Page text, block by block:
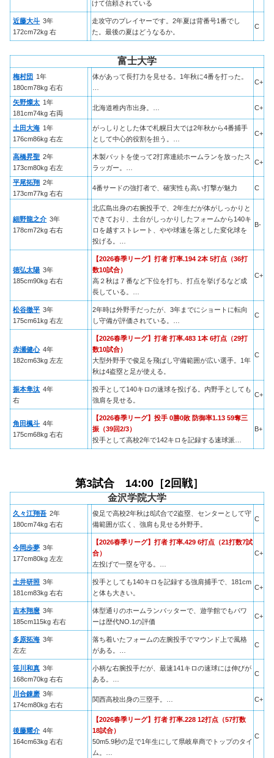
けて信頼されている
近藤大斗 3年
172cm72kg 右
走攻守のプレイヤーです。2年夏は背番号1番でし
た。最後の夏はどうなるか。
C
富士大学
梅村団
1年
180cm78kg 右右
体があって長打力を見せる。1年秋に4番を打った。
C+
矢野燦太 1年
181cm74kg 右両
北海道稚内市出身。… C+
土田大海 1年
176cm86kg 右左
がっしりとした体で札幌日大では2年秋から4番捕手
として中心的役割を担う。…
C+
高橋昇聖 2年
173cm80kg 右左
木製バットを使って2打席連続ホームランを放ったス
ラッガー。…
C+
平尾拓翔 2年
173cm77kg 右右
4番サードの強打者で、確実性も高い打撃が魅力 C
細野龍之介 3年
178cm72kg 右右
北広島出身の右腕投手で、2年生だが体がしっかりと
できており、土台がしっかりしたフォームから140キ
ロを越すストレート、やや球速を落とした変化球を
投げる。…
B-
徳弘太陽 3年
185cm90kg 右右
【2026春季リーグ】打者 打率.194 2本 5打点（36打
数10試合）
高２秋は７番など下位を打ち、打点を挙げるなど成
長している。…
C+
松谷徹平 3年
175cm61kg 右左
2年時は外野手だったが、3年までにショートに転向
し守備が評価されている。…
C
赤瀬健心 4年
182cm63kg 左左
【2026春季リーグ】打者 打率.483 1本 6打点（29打
数10試合）
大型外野手で俊足を飛ばし守備範囲が広い選手。1年
秋は4盗塁と足が使える。
C
振本隼汰 4年
右
投手として140キロの速球を投げる。内野手としても
強肩を見せる。
C+
角田楓斗 4年
175cm68kg 右右
【2026春季リーグ】投手 0勝0敗 防御率1.13 59奪三
振（39回2/3）
投手として高校2年で142キロを記録する速球派…
B+
第3試合 14:00［2回戦］
金沢学院大学
久々江翔吾 2年
180cm74kg 右右
俊足で高校2年秋は8試合で2盗塁、センターとして守
備範囲が広く、強肩も見せる外野手。
C
今岡歩夢 3年
177cm80kg 左左
【2026春季リーグ】打者 打率.429 6打点（21打数7試
合）
左投げで一塁を守る。…
C+
土井研照 3年
181cm83kg 右右
投手としても140キロを記録する強肩捕手で、181cm
と体も大きい。
C+
吉本翔麿 3年
185cm115kg 右右
体型通りのホームランバッターで、遊学館でもパワ
ーは歴代NO.1の評価
C+
多原拓海 3年
左左
落ち着いたフォームの左腕投手でマウンド上で風格
がある。…
C
笹川和真 3年
168cm70kg 右右
小柄な右腕投手だが、最速141キロの速球には伸びが
ある。…
C
川合錬磨 3年
174cm80kg 右右
関西高校出身の三塁手。… C+
後藤耀介 4年
164cm63kg 右右
【2026春季リーグ】打者 打率.228 12打点（57打数
18試合）
50m5.9秒の足で1年生にして県岐阜商でトップのタイ
ム。…
C